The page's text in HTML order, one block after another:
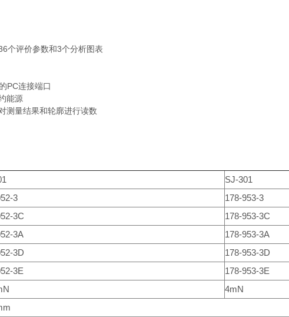
个评价参数和3个分析图表
PC连接端口
能源
测量结果和轮廓进行读数
SJ-301
3
178-953-3
3C
178-953-3C
3A
178-953-3A
3D
178-953-3D
3E
178-953-3E
4mN